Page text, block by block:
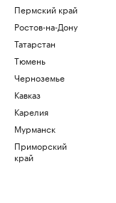
Пермский край
Ростов-на-Дону
Татарстан
Тюмень
Черноземье
Кавказ
Карелия
Мурманск
Приморский
край